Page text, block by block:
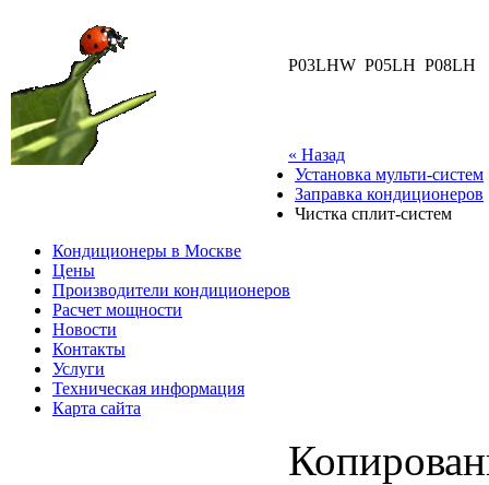
P03LHW P05LH P08LH
« Назад
Установка мульти-систем
Заправка кондиционеров
Чистка сплит-систем
Кондиционеры в Москве
Цены
Производители кондиционеров
Расчет мощности
Новости
Контакты
Услуги
Техническая информация
Карта сайта